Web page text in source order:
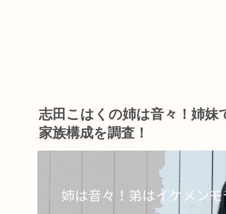
志田こはくの姉は音々！姉
家族構成を調査！